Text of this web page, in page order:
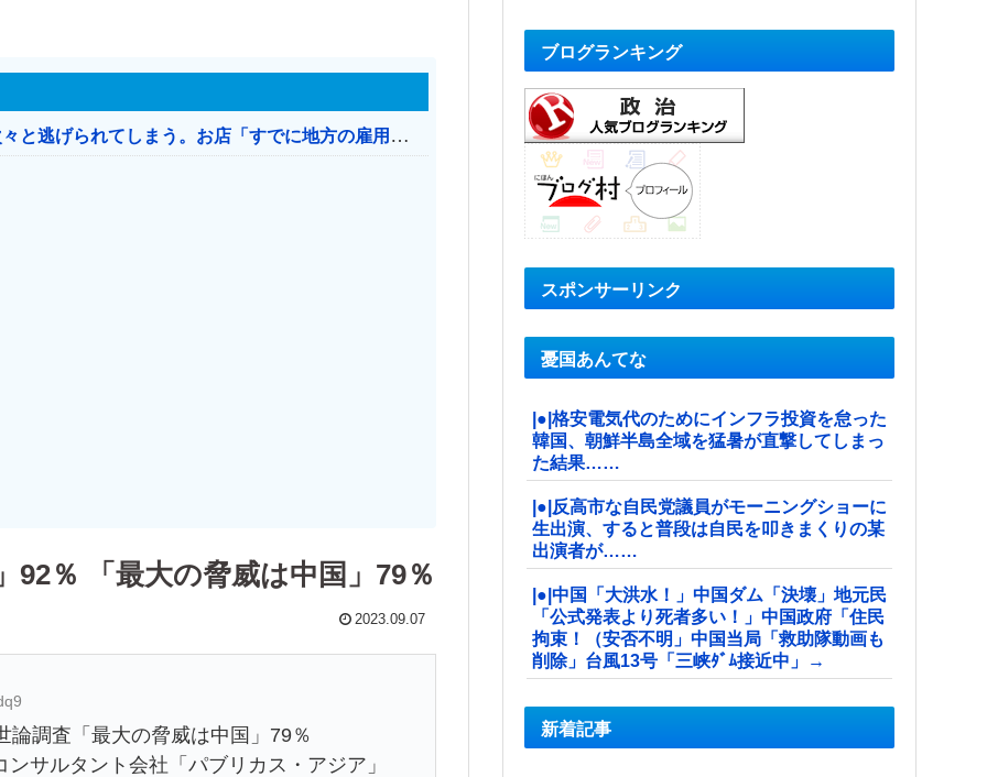
日本のお店、時給1500円でもミャンマー人に次々と逃げられてしまう。お店「すでに地方の雇用は崩壊」
％ 「最大の脅威は中国」79％
2023.09.07
調査「最大の脅威は中国」79％
サルタント会社「パブリカス・アジア」
ブログランキング
スポンサーリンク
憂国あんてな
|●|格安電気代のためにインフラ投資を怠った
韓国、朝鮮半島全域を猛暑が直撃してしまっ
た結果……
|●|反高市な自民党議員がモーニングショーに
生出演、すると普段は自民を叩きまくりの某
出演者が……
|●|中国「大洪水！」中国ダム「決壊」地元民
「公式発表より死者多い！」中国政府「住民
拘束！（安否不明」中国当局「救助隊動画も
削除」台風13号「三峡ﾀﾞﾑ接近中」→
新着記事